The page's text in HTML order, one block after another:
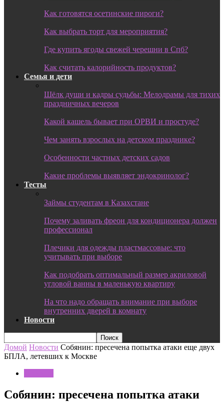
Как готовятся осетинские пироги?
Как выбрать торт для мероприятия?
Где купить ягоды свежей черешни в Спб?
Как считать калорийность продуктов?
Семья и дети
Шёлк души и кадры судьбы: Мелодрамы для тихих
праздничных вечеров
Какой кашель бывает при ОРВИ и простуде?
Чем занять взрослых на детском празднике?
Особенности частных детских садов
Какие проблемы выявляет эндокринолог?
Тесты
Займы студентам в Казахстане
Почему заливать фреон для кондиционера должен
профессионал
Плечики для одежды пластмассовые: что
учитывать при выборе
Как подобрать оптимальный размер акриловой
угловой ванны в маленькую квартиру
На что надо обращать внимание при выборе
внутренних дверей в комнату
Новости
Домой Новости Собянин: пресечена попытка атаки еще двух
БПЛА, летевших к Москве
Собянин: пресечена попытка атаки